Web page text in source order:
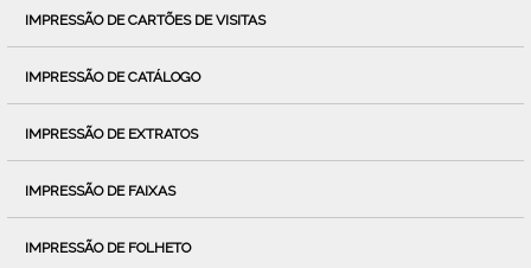
IMPRESSÃO DE CARTÕES DE VISITAS
IMPRESSÃO DE CATÁLOGO
IMPRESSÃO DE EXTRATOS
IMPRESSÃO DE FAIXAS
IMPRESSÃO DE FOLHETO